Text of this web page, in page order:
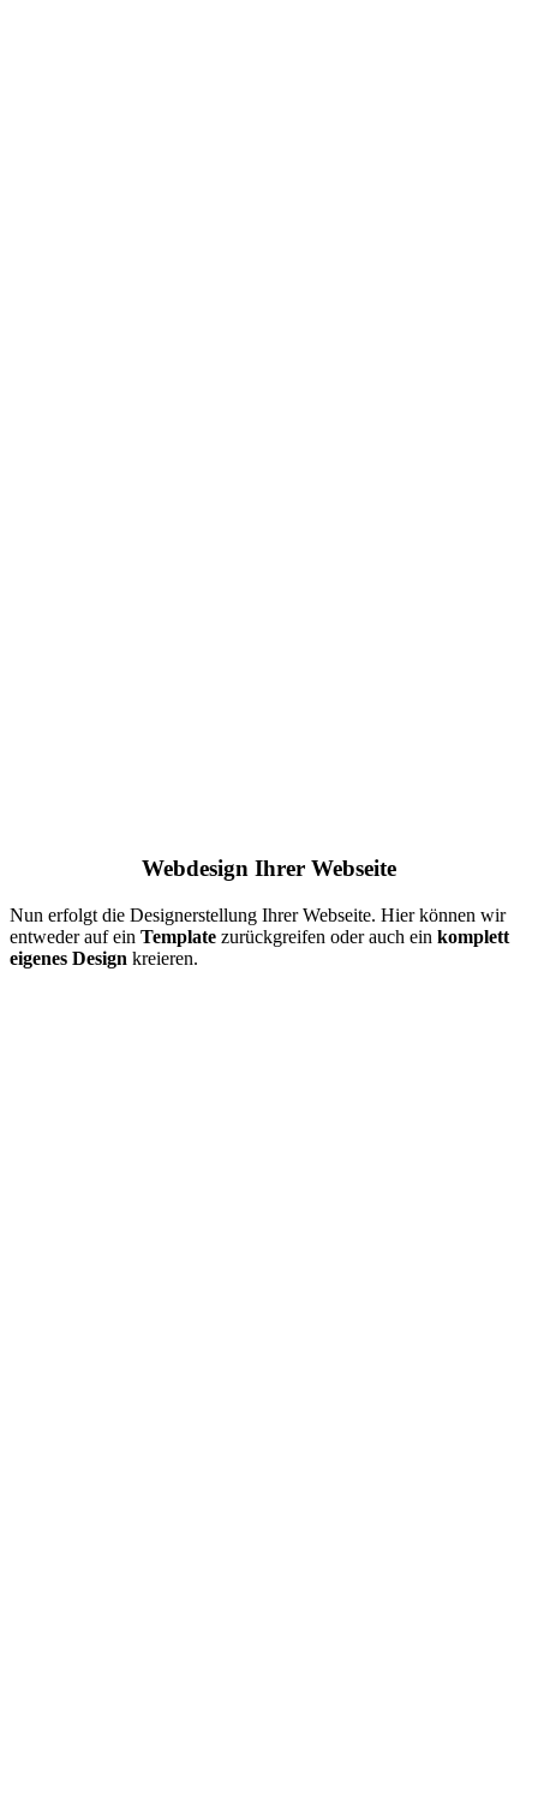
Webdesign Ihrer Webseite
Nun erfolgt die Designerstellung Ihrer Webseite. Hier können wir
entweder auf ein Template zurückgreifen oder auch ein komplett
eigenes Design kreieren.